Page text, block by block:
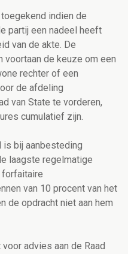
indien de
partij een nadeel heeft
van de akte. De
voortaan de keuze om een
rechter of een
de afdeling
van State te vorderen,
cumulatief zijn.
is bij aanbesteding
laagste regelmatige
van 10 procent van het
de opdracht niet aan hem
advies aan de Raad